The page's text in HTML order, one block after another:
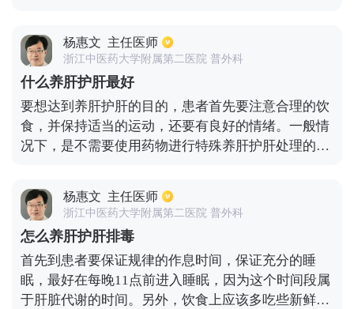
等功效。金银花茶，具有清咽下火、排毒养颜等功
效。这些茶对养肝护肝排毒，都具有很好的效果。 ？
？
杨惠文 主任医师
浙江中医药大学附属第二医院 普外科
什么养肝护肝最好
要想达到养肝护肝的目的，患者首先要注意合理的饮
食，并保持适当的运动，还要有良好的情绪。一般情
况下，是不需要使用药物进行特殊养肝护肝处理的。
重患者肝脏的负担，严重甚至还会对肝脏造成损伤，
这样会不利于肝脏的养护。患者平时要注意饮食清
淡，保持低盐低脂的饮食习惯，避免食用过于油腻的
食物，尤其注意不要饮酒，避免酒精损伤肝脏细胞。
同时患者还需要进行适当的身体锻炼，提高机体免疫
力，有助于调节肝脏的平衡。
杨惠文 主任医师
浙江中医药大学附属第二医院 普外科
怎么养肝护肝排毒
首先到患者要保证规律的作息时间，保证充分的睡
眠，最好在每晚11点前进入睡眠，因为这个时间段属
于肝脏代谢的时间。另外，饮食上应该多吃些新鲜的